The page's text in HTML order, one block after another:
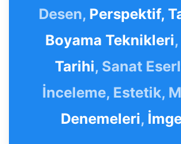
Desen, Perspektif,
Boyama Teknikleri,
Tarihi, Sanat
İnceleme, Estetik,
Denemeleri,